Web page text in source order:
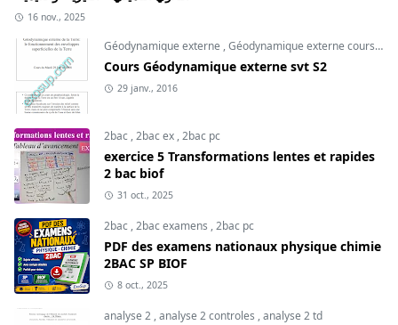
16 nov., 2025
Géodynamique externe ,Géodynamique externe cours ,
Cours Géodynamique externe svt S2
29 janv., 2016
2bac ,2bac ex ,2bac pc
exercice 5 Transformations lentes et rapides
2 bac biof
31 oct., 2025
2bac ,2bac examens ,2bac pc
PDF des examens nationaux physique chimie
2BAC SP BIOF
8 oct., 2025
analyse 2 ,analyse 2 controles ,analyse 2 td